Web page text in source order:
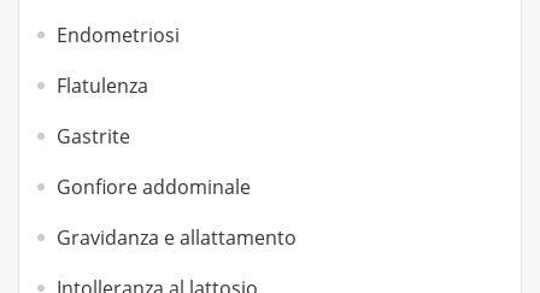
Endometriosi
Flatulenza
Gastrite
Gonfiore addominale
Gravidanza e allattamento